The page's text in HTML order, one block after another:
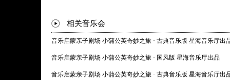
相关音乐会
音乐启蒙亲子剧场 小蒲公英奇妙之旅 · 古典音乐版 星海音乐厅出
音乐启蒙亲子剧场 小蒲公英奇妙之旅 · 国风版 星海音乐厅出品
音乐启蒙亲子剧场 小蒲公英奇妙之旅 · 古典音乐版 星海音乐厅出